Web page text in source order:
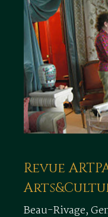
Revue
Beau-Rivage,